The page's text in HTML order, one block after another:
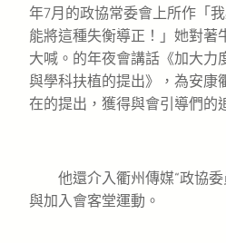
年7月的政協常委會上所作「
能將這種失衡導正！」她對著
大喊。的年夜會講話《加大力
與學科扶植的提出》，為安康
在的提出，獲得與會引導們的
他還介入衢州傳媒“政協委
與加入會客堂運動。